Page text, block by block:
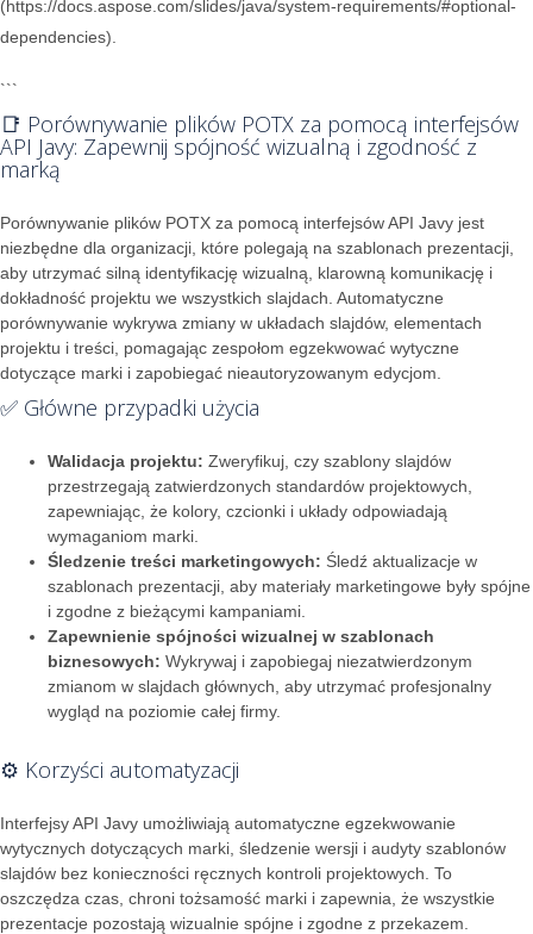
(https://docs.aspose.com/slides/java/system-requirements/#optional-
dependencies).
```
📑 Porównywanie plików POTX za pomocą interfejsów
API Javy: Zapewnij spójność wizualną i zgodność z
marką
Porównywanie plików POTX za pomocą interfejsów API Javy jest
niezbędne dla organizacji, które polegają na szablonach prezentacji,
aby utrzymać silną identyfikację wizualną, klarowną komunikację i
dokładność projektu we wszystkich slajdach. Automatyczne
porównywanie wykrywa zmiany w układach slajdów, elementach
projektu i treści, pomagając zespołom egzekwować wytyczne
dotyczące marki i zapobiegać nieautoryzowanym edycjom.
✅ Główne przypadki użycia
Walidacja projektu: Zweryfikuj, czy szablony slajdów
przestrzegają zatwierdzonych standardów projektowych,
zapewniając, że kolory, czcionki i układy odpowiadają
wymaganiom marki.
Śledzenie treści marketingowych: Śledź aktualizacje w
szablonach prezentacji, aby materiały marketingowe były spójne
i zgodne z bieżącymi kampaniami.
Zapewnienie spójności wizualnej w szablonach
biznesowych: Wykrywaj i zapobiegaj niezatwierdzonym
zmianom w slajdach głównych, aby utrzymać profesjonalny
wygląd na poziomie całej firmy.
⚙️ Korzyści automatyzacji
Interfejsy API Javy umożliwiają automatyczne egzekwowanie
wytycznych dotyczących marki, śledzenie wersji i audyty szablonów
slajdów bez konieczności ręcznych kontroli projektowych. To
oszczędza czas, chroni tożsamość marki i zapewnia, że wszystkie
prezentacje pozostają wizualnie spójne i zgodne z przekazem.